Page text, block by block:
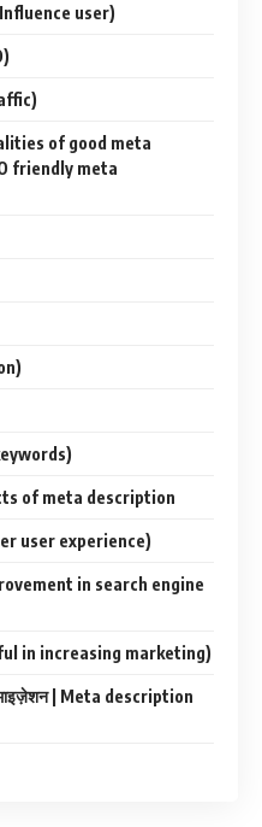
(Influence user)
of good meta
friendly meta
of meta description
user experience)
in search engine
in increasing marketing)
| Meta description